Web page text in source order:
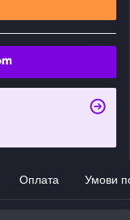
Оплата Умови